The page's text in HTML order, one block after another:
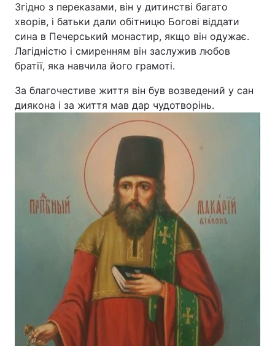
Згідно з переказами, він у дитинстві багато
хворів, і батьки дали обітницю Богові віддати
сина в Печерський монастир, якщо він одужає.
Лагідністю і смиренням він заслужив любов
братії, яка навчила його грамоті.
За благочестиве життя він був возведений у сан
диякона і за життя мав дар чудотворінь.